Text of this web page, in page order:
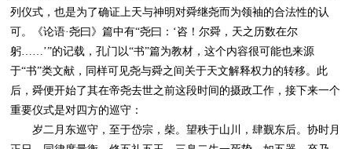
列仪式，也是为了确证上天与神明对舜继尧而为领袖的合法性的认
可。《论语·尧曰》篇中有“尧曰：‘咨！尔舜，天之历数在尔
躬……’”的记载，孔门以“书”篇为教材，这个内容很可能也来源
于“书”类文献，同样可见尧与舜之间关于天文解释权力的转移。此
后，舜便开始了其在帝尧去世之前这段时间的摄政工作，接下来一个
重要仪式是对四方的巡守：
岁二月东巡守，至于岱宗，柴。望秩于山川，肆觐东后。协时月